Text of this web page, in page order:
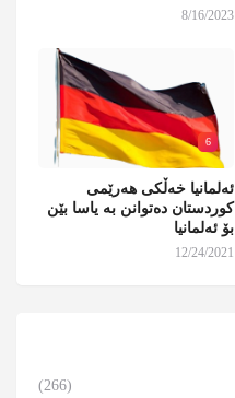
8/16/2023
6
ئەلمانیا خەڵکی هەرێمی
کوردستان دەتوانن بە یاسا بێن
بۆ ئەلمانیا
12/24/2021
(266)